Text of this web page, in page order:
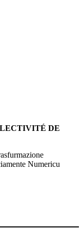
DE
Numericu